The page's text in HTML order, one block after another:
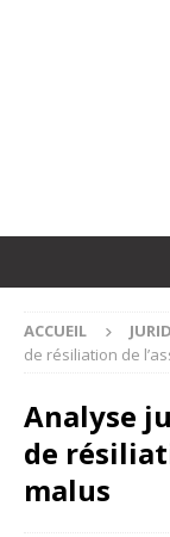
ACCUEIL
de résiliation de
Analyse
de
malus